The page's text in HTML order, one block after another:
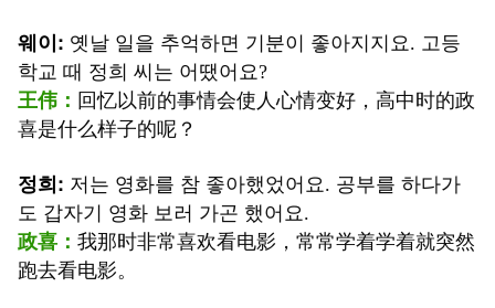
웨이: 옛날 일을 추억하면 기분이 좋아지지요. 고등
학교 때 정희 씨는 어땠어요?
王伟 ： 回忆以前的事情会使人心情变好，高中时的政
喜是什么样子的呢？
정희: 저는 영화를 참 좋아했었어요. 공부를 하다가
도 갑자기 영화 보러 가곤 했어요.
政喜 ： 我那时非常喜欢看电影，常常学着学着就突然
跑去看电影。